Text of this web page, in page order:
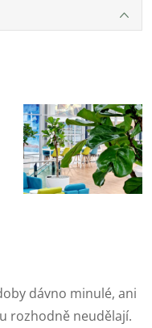
dávno minulé, ani
rozhodně neudělají.